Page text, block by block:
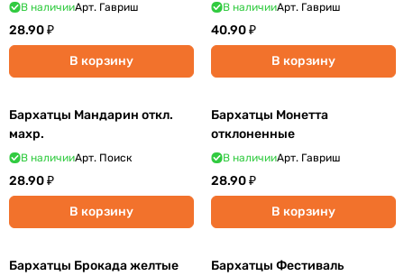
В наличииАрт. Гавриш
28.90 ₽
В корзину
В наличииАрт. Гавриш
40.90 ₽
В корзину
Бархатцы Мандарин откл.
махр.
В наличииАрт. Поиск
28.90 ₽
В корзину
Бархатцы Монетта
отклоненные
В наличииАрт. Гавриш
28.90 ₽
В корзину
Бархатцы Брокада желтые
Бархатцы Фестиваль